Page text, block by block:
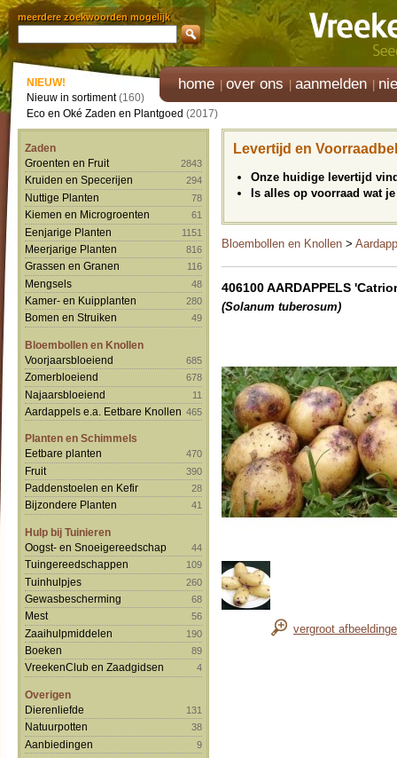
meerdere zoekwoorden mogelijk
home over ons aanmelden
NIEUW!
Nieuw in sortiment(160)
Eco en Oké Zaden en Plantgoed (2017)
Zaden
Groenten en Fruit
2843
Kruiden en Specerijen 294
Nuttige Planten 78
Kiemen en Microgroenten 61
Eenjarige Planten 1151
Meerjarige Planten 816
Grassen en Granen 116
Mengsels 48
Kamer- en Kuipplanten 280
Bomen en Struiken 49
Bloembollen en Knollen
Voorjaarsbloeiend
685
Zomerbloeiend 678
Najaarsbloeiend 11
Aardappels e.a. Eetbare Knollen 465
Planten en Schimmels
Eetbare planten
470
Fruit 390
Paddenstoelen en Kefir 28
Bijzondere Planten 41
Hulp bij Tuinieren
Oogst- en Snoeigereedschap
44
Tuingereedschappen 109
Tuinhulpjes 260
Gewasbescherming 68
Mest 56
Zaaihulpmiddelen 190
Boeken 89
VreekenClub en Zaadgidsen 4
Overigen
Dierenliefde
131
Natuurpotten 38
Aanbiedingen 9
Levertijd en
Onze huidige levertijd
Is alles op voorraad wat
Bloembollen en Knollen >
406100 AARDAPPELS
(Solanum tuberosum)
vergroot